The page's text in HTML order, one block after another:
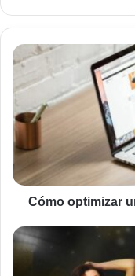
Cómo
optimizar
una
web
para
las
Core
Web
Vitals
Cómo optimizar
Prueba
tu
suerte